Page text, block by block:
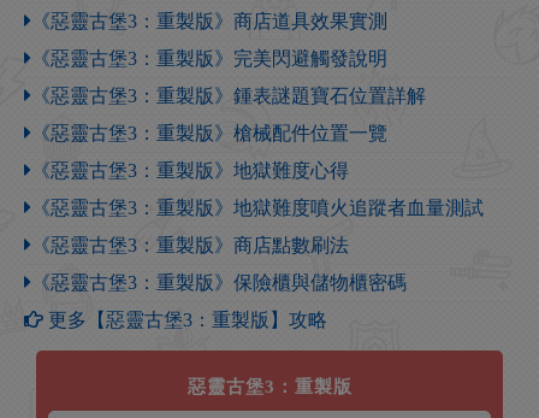
《惡靈古堡3：重製版》商店道具效果實測
《惡靈古堡3：重製版》完美閃避觸發說明
《惡靈古堡3：重製版》鍾表謎題寶石位置詳解
《惡靈古堡3：重製版》槍械配件位置一覽
《惡靈古堡3：重製版》地獄難度心得
《惡靈古堡3：重製版》地獄難度噴火追蹤者血量測試
《惡靈古堡3：重製版》商店點數刷法
《惡靈古堡3：重製版》保險櫃與儲物櫃密碼
更多【惡靈古堡3：重製版】攻略
惡靈古堡3：重製版